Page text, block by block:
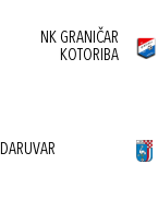
NK GRANIČAR
KOTORIBA